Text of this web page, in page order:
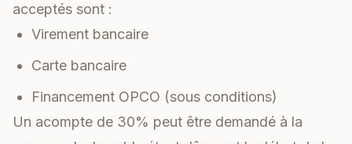
acceptés sont :
Virement bancaire
Carte bancaire
Financement OPCO (sous conditions)
Un acompte de 30% peut être demandé à la